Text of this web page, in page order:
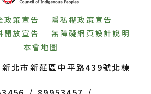
政策宣告
隱私權政策宣告
開放宣告
無障礙網頁設計說明
本會地圖
北市新莊區中平路439號北棟